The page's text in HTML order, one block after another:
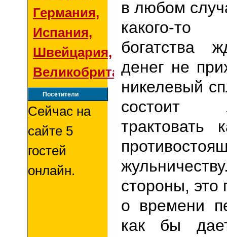
Германия,
Испания,
Швейцария,
Великобритания
Посетители
Сейчас на
сайте 5
гостей
онлайн.
в любом
какого-
богатства
денег не
никелевый
состоит
трактовать
стороны, это
о времени
как бы